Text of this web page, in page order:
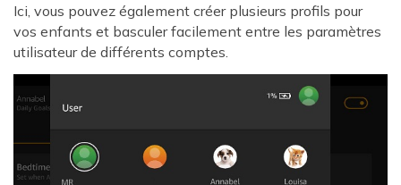
Ici, vous pouvez également créer plusieurs profils pour
vos enfants et basculer facilement entre les paramètres
utilisateur de différents comptes.